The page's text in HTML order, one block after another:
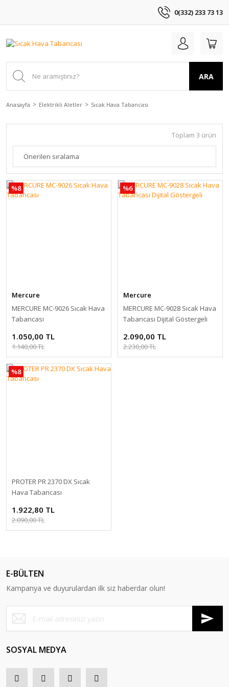
0(332) 233 73 13
ARA
Anasayfa Elektrikli Aletler Sıcak Hava Tabancası
Toplam 3 ürün
%8
Mercure
MERCURE MC-9026 Sıcak Hava
Tabancası
1.050,00 TL
1.140,00 TL
%6
Mercure
MERCURE MC-9028 Sıcak Hava
Tabancası Dijital Göstergeli
2.090,00 TL
2.230,00 TL
%8
PROTER PR 2370 DX Sıcak
Hava Tabancası
1.922,80 TL
2.090,00 TL
E-BÜLTEN
Kampanya ve duyurulardan ilk siz haberdar olun!
SOSYAL MEDYA